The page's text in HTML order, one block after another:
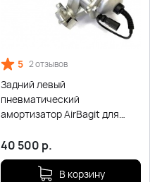
5 2 отзывов
Задний левый
пневматический
амортизатор AirBagit для
40 500 р.
В корзину